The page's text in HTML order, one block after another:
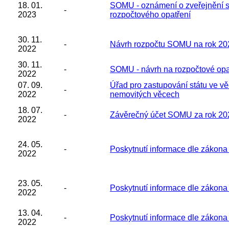
18. 01.
2023
-
SOMU - oznámení o zveřejnění
rozpočtového opatření
30. 11.
2022
- Návrh rozpočtu SOMU na rok
30. 11.
2022
-
SOMU - návrh na rozpočtové
07. 09.
2022
-
Úřad pro zastupování státu ve
nemovitých věcech
18. 07.
2022
- Závěrečný účet SOMU za rok
24. 05.
2022
- Poskytnutí informace dle
23. 05.
2022
- Poskytnutí informace dle
13. 04.
2022
- Poskytnutí informace dle